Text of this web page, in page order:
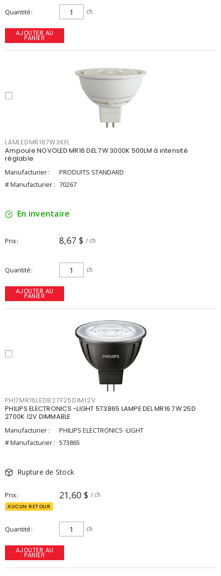
Quantité ch
AJOUTER AU
PANIER
LAMLEDMR167W3KFL
Ampoule NOVOLED MR16 DEL 7W 3000K 500LM à intensité
réglable
Manufacturier :
PRODUITS STANDARD
# Manufacturier : 70267
En inventaire
Prix 8,67 $ / ch
Quantité ch
AJOUTER AU
PANIER
PHI7MR16LED827F25DIM12V
PHILIPS ELECTRONICS -LIGHT 573865 LAMPE DEL MR16 7W 25D
2700K 12V DIMMABLE
Manufacturier :
PHILIPS ELECTRONICS -LIGHT
# Manufacturier : 573865
Rupture de Stock
Prix 21,60 $ / ch
AUCUN RETOUR
Quantité ch
AJOUTER AU
PANIER